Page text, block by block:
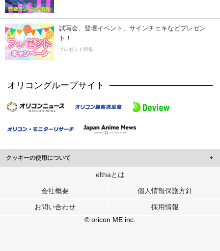
試写会、登壇イベント、サインチェキなどプレゼン
ト！
プレゼント特集
オリコングループサイト
クッキーの使用について
このサイトでは Cookie を使用して、ユーザーに合わせたコンテンツや広告の
行っています。
メディアや広告配信、データ解析の各パートナーに提供しています。
各パートナーは、この情報とユーザーが各パートナーに提供した他の情報や、
ユーザーが各パートナーのサービスを使用したときに収集した他の情報を組み
elthaとは
会社概要 個人情報保護方針
お問い合わせ
採用情報
© oricon ME inc.